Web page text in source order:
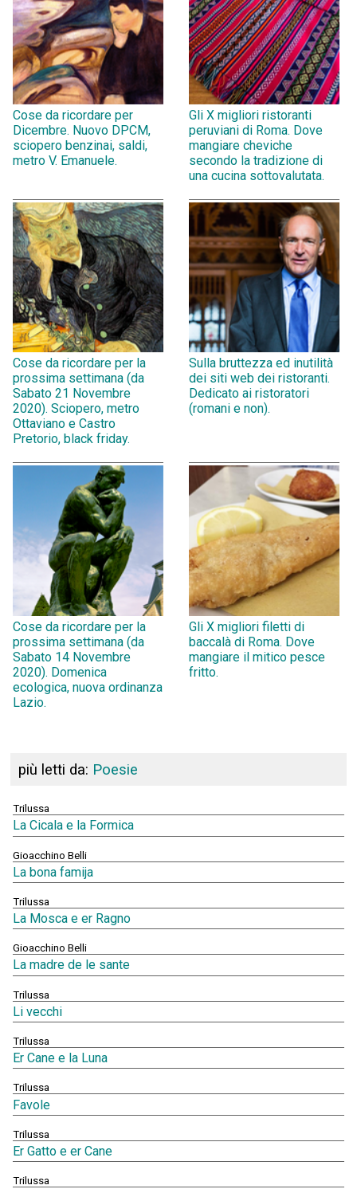
Cose da ricordare per
Dicembre. Nuovo DPCM,
sciopero benzinai, saldi,
metro V. Emanuele.
Gli X migliori ristoranti
peruviani di Roma. Dove
mangiare cheviche
secondo la tradizione di
una cucina sottovalutata.
Cose da ricordare per la
prossima settimana (da
Sabato 21 Novembre
2020). Sciopero, metro
Ottaviano e Castro
Pretorio, black friday.
Sulla bruttezza ed inutilità
dei siti web dei ristoranti.
Dedicato ai ristoratori
(romani e non).
Cose da ricordare per la
prossima settimana (da
Sabato 14 Novembre
2020). Domenica
ecologica, nuova ordinanza
Lazio.
Gli X migliori filetti di
baccalà di Roma. Dove
mangiare il mitico pesce
fritto.
più letti da: Poesie
Trilussa
La Cicala e la Formica
Gioacchino Belli
La bona famija
Trilussa
La Mosca e er Ragno
Gioacchino Belli
La madre de le sante
Trilussa
Li vecchi
Trilussa
Er Cane e la Luna
Trilussa
Favole
Trilussa
Er Gatto e er Cane
Trilussa